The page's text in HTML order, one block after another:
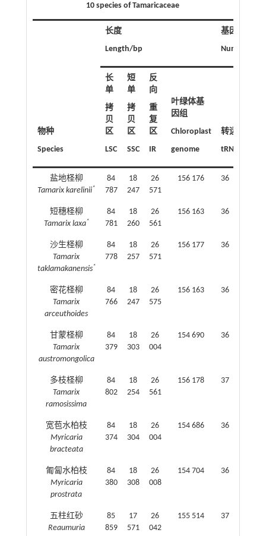
10 species of Tamaricaceae
物种
Species
长度
Length/bp
基因数量
Number of
长
单
拷
贝
区
LSC
短
单
拷
贝
区
SSC
反
向
重
复
区
IR
叶绿体基
因组
Chloroplast
genome
转运RNA
tRNA
盐地柽柳
Tamarix karelinii*
84
787
18
247
26
571
156 176 36（29）
短穗柽柳
Tamarix laxa*
84
781
18
260
26
561
156 163 36（29）
沙生柽柳
Tamarix
taklamakanensis*
84
778
18
257
26
571
156 177 36（29）
密花柽柳
Tamarix
arceuthoides
84
766
18
247
26
575
156 163 36（28）
甘蒙柽柳
Tamarix
austromongolica
84
379
18
303
26
004
154 690 36（28）
多枝柽柳
Tamarix
ramosissima
84
802
18
254
26
561
156 178 37（29）
宽苞水柏枝
Myricaria
bracteata
84
374
18
304
26
004
154 686 36（28）
匍匐水柏枝
Myricaria
prostrata
84
380
18
308
26
008
154 704 36（28）
五柱红砂
Reaumuria
85
859
17
571
26
042
155 514 37（29）